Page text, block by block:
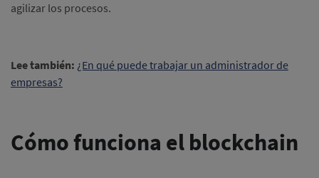
agilizar los procesos.
Lee también: ¿En qué puede trabajar un administrador de
empresas?
Cómo funciona el blockchain